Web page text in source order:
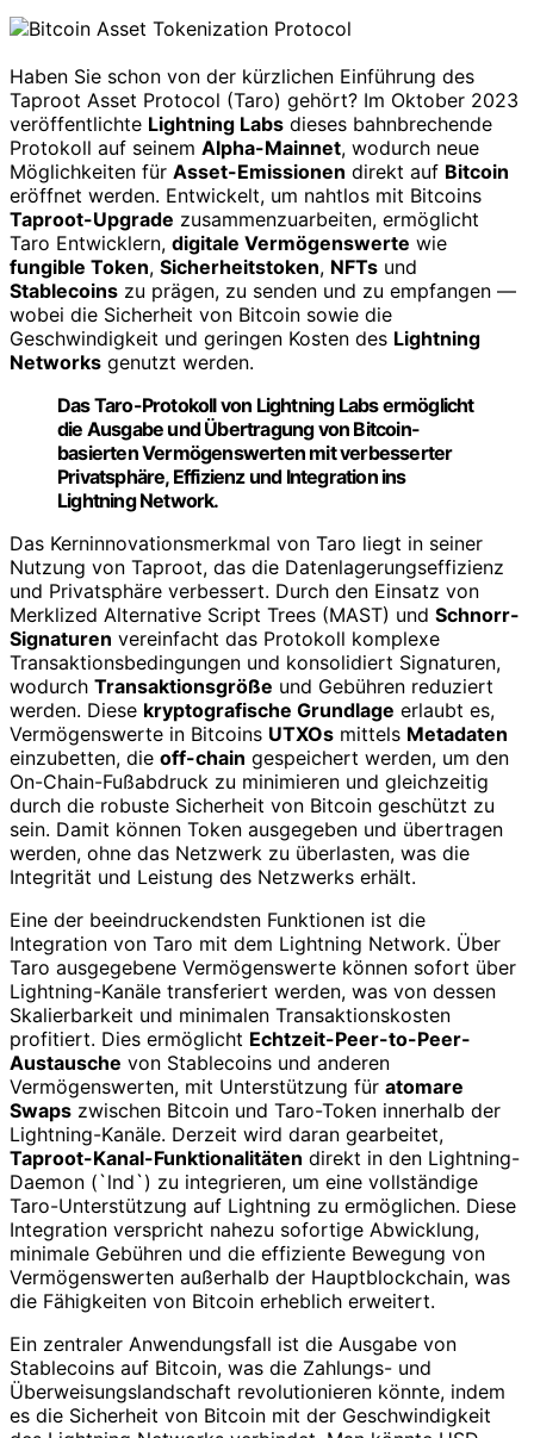
Haben Sie schon von der kürzlichen Einführung des
Taproot Asset Protocol (Taro) gehört? Im Oktober 2023
veröffentlichte Lightning Labs dieses bahnbrechende
Protokoll auf seinem Alpha-Mainnet, wodurch neue
Möglichkeiten für Asset-Emissionen direkt auf Bitcoin
eröffnet werden. Entwickelt, um nahtlos mit Bitcoins
Taproot-Upgrade zusammenzuarbeiten, ermöglicht
Taro Entwicklern, digitale Vermögenswerte wie
fungible Token, Sicherheitstoken, NFTs und
Stablecoins zu prägen, zu senden und zu empfangen —
wobei die Sicherheit von Bitcoin sowie die
Geschwindigkeit und geringen Kosten des Lightning
Networks genutzt werden.
Das Taro-Protokoll von Lightning Labs ermöglicht
die Ausgabe und Übertragung von Bitcoin-
basierten Vermögenswerten mit verbesserter
Privatsphäre, Effizienz und Integration ins
Lightning Network.
Das Kerninnovationsmerkmal von Taro liegt in seiner
Nutzung von Taproot, das die Datenlagerungseffizienz
und Privatsphäre verbessert. Durch den Einsatz von
Merklized Alternative Script Trees (MAST) und Schnorr-
Signaturen vereinfacht das Protokoll komplexe
Transaktionsbedingungen und konsolidiert Signaturen,
wodurch Transaktionsgröße und Gebühren reduziert
werden. Diese kryptografische Grundlage erlaubt es,
Vermögenswerte in Bitcoins UTXOs mittels Metadaten
einzubetten, die off-chain gespeichert werden, um den
On-Chain-Fußabdruck zu minimieren und gleichzeitig
durch die robuste Sicherheit von Bitcoin geschützt zu
sein. Damit können Token ausgegeben und übertragen
werden, ohne das Netzwerk zu überlasten, was die
Integrität und Leistung des Netzwerks erhält.
Eine der beeindruckendsten Funktionen ist die
Integration von Taro mit dem Lightning Network. Über
Taro ausgegebene Vermögenswerte können sofort über
Lightning-Kanäle transferiert werden, was von dessen
Skalierbarkeit und minimalen Transaktionskosten
profitiert. Dies ermöglicht Echtzeit-Peer-to-Peer-
Austausche von Stablecoins und anderen
Vermögenswerten, mit Unterstützung für atomare
Swaps zwischen Bitcoin und Taro-Token innerhalb der
Lightning-Kanäle. Derzeit wird daran gearbeitet,
Taproot-Kanal-Funktionalitäten direkt in den Lightning-
Daemon (`lnd`) zu integrieren, um eine vollständige
Taro-Unterstützung auf Lightning zu ermöglichen. Diese
Integration verspricht nahezu sofortige Abwicklung,
minimale Gebühren und die effiziente Bewegung von
Vermögenswerten außerhalb der Hauptblockchain, was
die Fähigkeiten von Bitcoin erheblich erweitert.
Ein zentraler Anwendungsfall ist die Ausgabe von
Stablecoins auf Bitcoin, was die Zahlungs- und
Überweisungslandschaft revolutionieren könnte, indem
es die Sicherheit von Bitcoin mit der Geschwindigkeit